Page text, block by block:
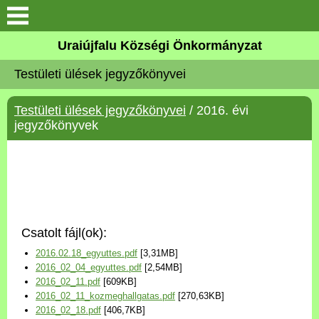
Köszöntő
Elérhetőségek
Uraiújfalu
Választási információk
Versenyképes Járások
Program
Uraiújfalu Községi Önkormányzat
Testületi ülések jegyzőkönyvei
Testületi ülések jegyzőkönyvei / 2016. évi
jegyzőkönyvek
Csatolt fájl(ok):
2016.02.18_egyuttes.pdf [3,31MB]
2016_02_04_egyuttes.pdf [2,54MB]
2016_02_11.pdf [609KB]
2016_02_11_kozmeghallgatas.pdf [270,63KB]
2016_02_18.pdf [406,7KB]